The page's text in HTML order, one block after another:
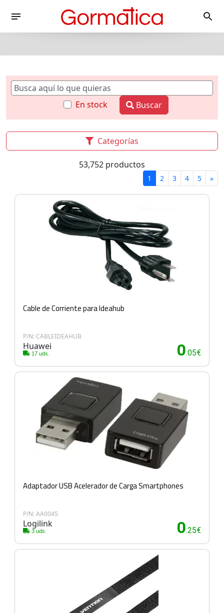
En stock Buscar
Categorías
53,752 productos
1 2 3 4 5 »
Cable de Corriente para Ideahub
P/N: CABLEIDEAHUB
Huawei
17 uds. 0.05€
Adaptador USB Acelerador de Carga Smartphones
P/N: AA0045
Logilink
3 uds. 0.25€